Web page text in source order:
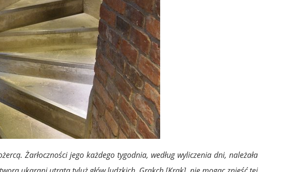
Żarłoczności jego każdego tygodnia, według wyliczenia dni, należała